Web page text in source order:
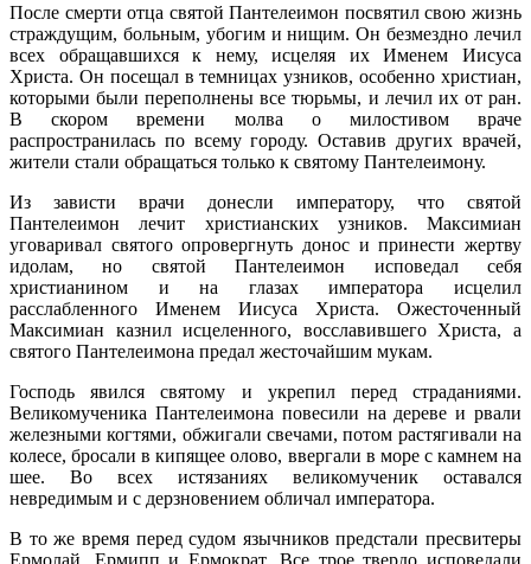
После смерти отца святой Пантелеимон посвятил свою жизнь
страждущим, больным, убогим и нищим. Он безмездно лечил
всех обращавшихся к нему, исцеляя их Именем Иисуса
Христа. Он посещал в темницах узников, особенно христиан,
которыми были переполнены все тюрьмы, и лечил их от ран.
В скором времени молва о милостивом враче
распространилась по всему городу. Оставив других врачей,
жители стали обращаться только к святому Пантелеимону.
Из зависти врачи донесли императору, что святой
Пантелеимон лечит христианских узников. Максимиан
уговаривал святого опровергнуть донос и принести жертву
идолам, но святой Пантелеимон исповедал себя
христианином и на глазах императора исцелил
расслабленного Именем Иисуса Христа. Ожесточенный
Максимиан казнил исцеленного, восславившего Христа, а
святого Пантелеимона предал жесточайшим мукам.
Господь явился святому и укрепил перед страданиями.
Великомученика Пантелеимона повесили на дереве и рвали
железными когтями, обжигали свечами, потом растягивали на
колесе, бросали в кипящее олово, ввергали в море с камнем на
шее. Во всех истязаниях великомученик оставался
невредимым и с дерзновением обличал императора.
В то же время перед судом язычников предстали пресвитеры
Ермолай, Ермипп и Ермократ. Все трое твердо исповедали